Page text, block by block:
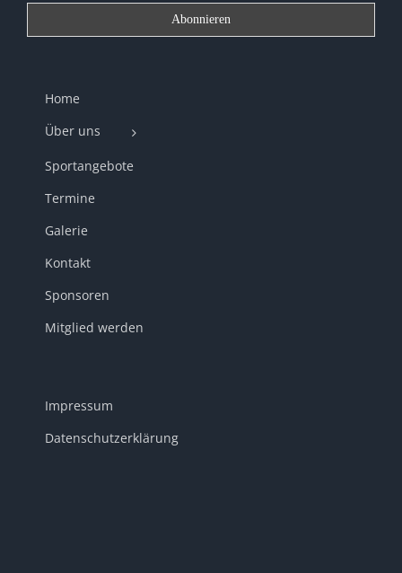
Home
Über uns
Sportangebote
Termine
Galerie
Kontakt
Sponsoren
Mitglied werden
Impressum
Datenschutzerklärung